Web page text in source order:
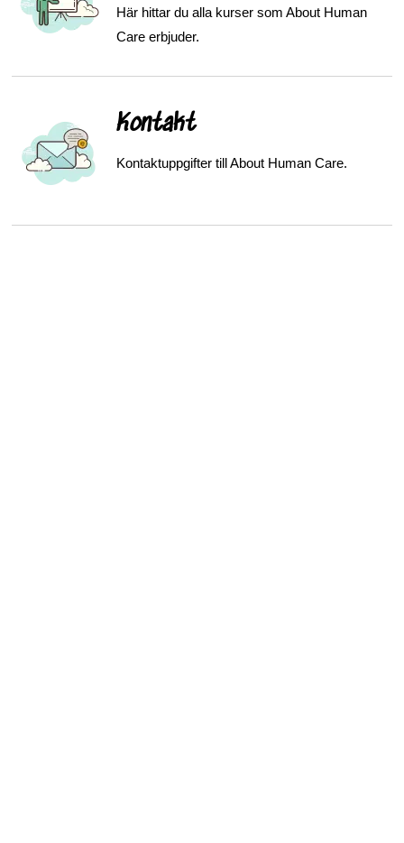
Här hittar du alla kurser som About Human
Care erbjuder.
Kontakt
Kontaktuppgifter till About Human Care.